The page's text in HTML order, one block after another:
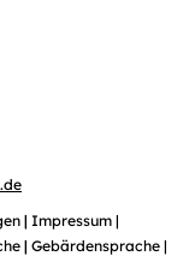
Impressum
Gebärdensprache